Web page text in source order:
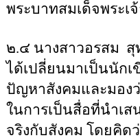
พระบาทสมเด็จพระเ
๒.๔ นางสาวอรสม สุ
ได้เปลี่ยนมาเป็นนัก
ปัญหาสังคมและมอง
ในการเป็นสื่อที่นำเส
จริงกับสังคม โดยคิด